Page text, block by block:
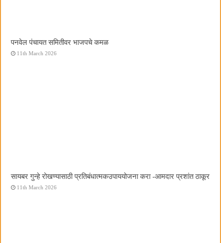
पनवेल पंचायत समितीवर भाजपचे कमळ
11th March 2026
सायबर गुन्हे रोखण्यासाठी प्रतिबंधात्मकउपाययोजना करा -आमदार प्रशांत ठाकूर
11th March 2026